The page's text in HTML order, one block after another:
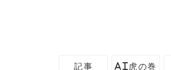
記事 AI虎の巻